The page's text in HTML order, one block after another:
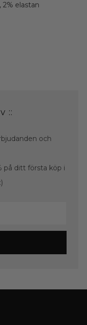
elastan
::
och
på ditt första köp i